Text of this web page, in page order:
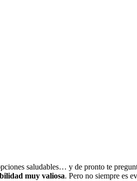
saludables… y de pronto te
muy valiosa. Pero no siempre es